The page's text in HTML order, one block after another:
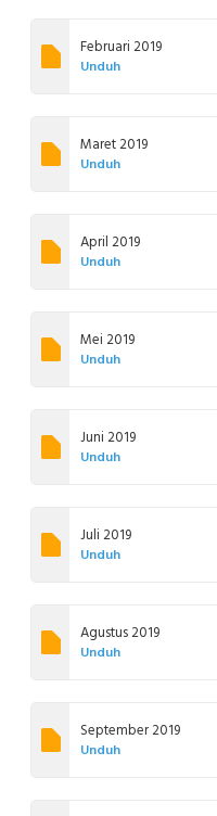
Februari 2019
Unduh
Maret 2019
Unduh
April 2019
Unduh
Mei 2019
Unduh
Juni 2019
Unduh
Juli 2019
Unduh
Agustus 2019
Unduh
September 2019
Unduh